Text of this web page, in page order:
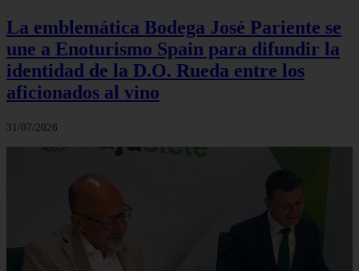
La emblemática Bodega José Pariente se
une a Enoturismo Spain para difundir la
identidad de la D.O. Rueda entre los
aficionados al vino
31/07/2026